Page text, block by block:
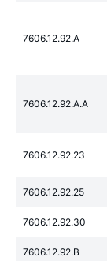
7606.12.92.A
7606.12.92.A.A
7606.12.92.23
7606.12.92.25
7606.12.92.30
7606.12.92.B